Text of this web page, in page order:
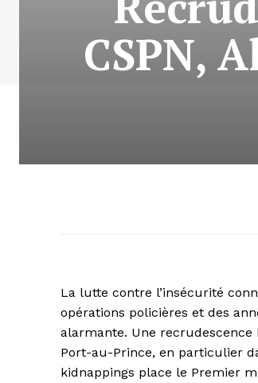
CSPN,
La lutte contre l’insécurité
opérations policières et des
alarmante. Une
Port-au-Prince, en particulier
kidnappings place le Premier